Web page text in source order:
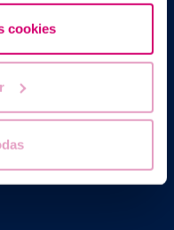
cookies
por la
Centro de
nº E08050604